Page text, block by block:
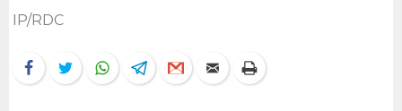
IP/RDC